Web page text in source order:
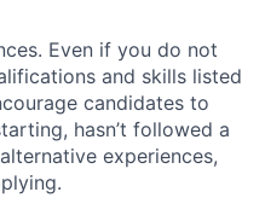
Even if you do not
and skills listed
candidates to
hasn’t followed a
experiences,